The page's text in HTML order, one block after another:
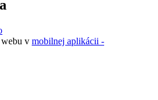
webu v mobilnej aplikácii -